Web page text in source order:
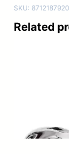
SKU:
Related